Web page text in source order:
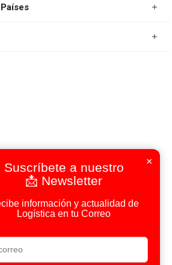
×
Suscríbete a nuestro
📩 Newsletter
información y actualidad de
Logística en tu Correo